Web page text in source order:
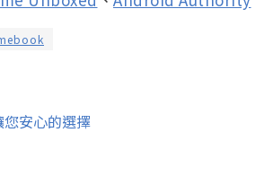
安心的選擇